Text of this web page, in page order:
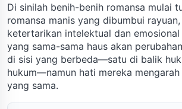
Di sinilah benih-benih romansa mulai
romansa manis yang dibumbui
ketertarikan intelektual dan
yang sama-sama haus akan
di sisi yang berbeda—satu di balik
hukum—namun hati mereka
yang sama.